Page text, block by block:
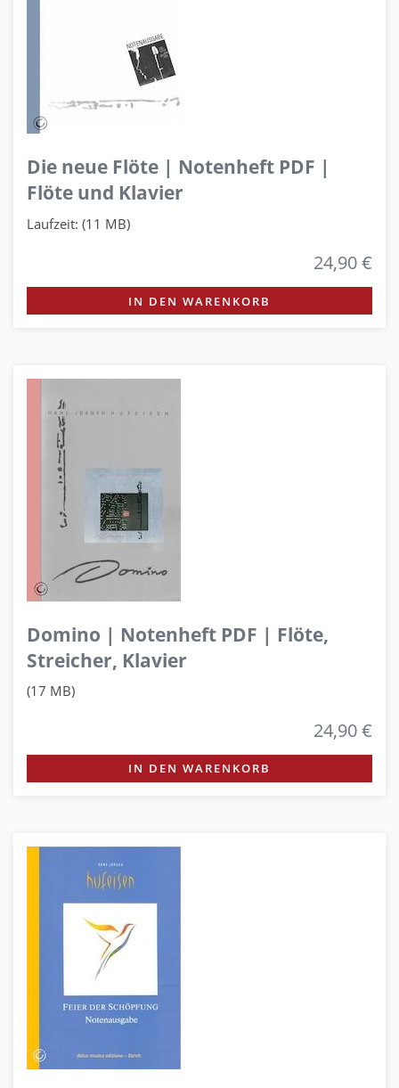
Die neue Flöte | Notenheft PDF |
Flöte und Klavier
Laufzeit: (11 MB)
24,90 €
IN DEN WARENKORB
Domino | Notenheft PDF | Flöte,
Streicher, Klavier
(17 MB)
24,90 €
IN DEN WARENKORB